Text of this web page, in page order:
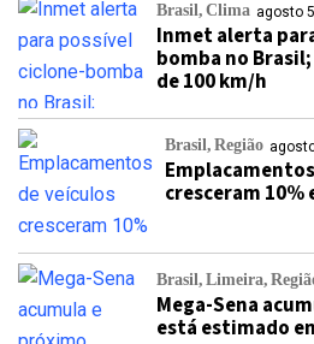
Brasil Clima agosto
Inmet alerta
bomba no
de 100 km/h
Brasil Região
cresceram 10%
Brasil Limeira
Mega-Sena
está estimado